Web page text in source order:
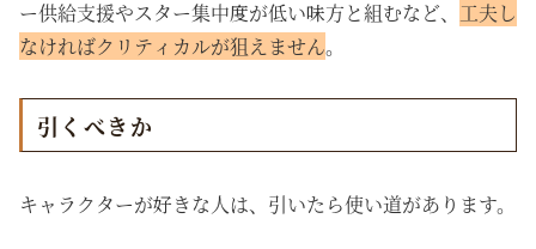
ー供給支援やスター集中度が低い味方と組むなど、 工夫し
なければクリティカルが狙えません。
引くべきか
キャラクターが好きな人は、引いたら使い道があります。